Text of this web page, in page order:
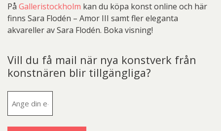
På Galleristockholm kan du köpa konst online och här
finns Sara Flodén – Amor III samt fler eleganta
akvareller av Sara Flodén. Boka visning!
Vill du få mail när nya konstverk från
konstnären blir tillgängliga?